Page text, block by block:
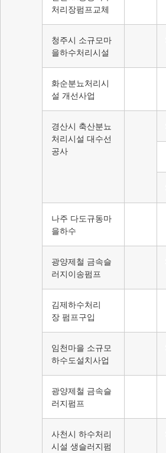
처리장펌프교체
청주시 소규모마
을하수처리시설
화순분뇨처리시
설 개선사업
경산시 축산분뇨
처리시설 대수선
공사
나주 다도규동마
을하수
광양제철 금속슬
러지이송펌프
김제하수처리
장 펌프구입
임천마을 소규모
하수도설치사업
광양제철 금속슬
러지펌프
사천시 하수처리
시설 생슬러지펌